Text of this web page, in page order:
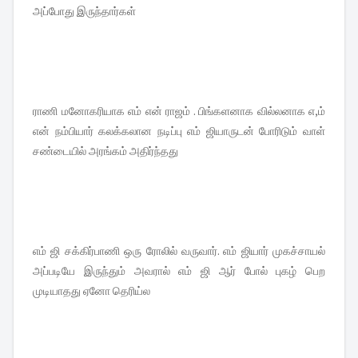
அப்போது இருந்தார்கள்
ராணி மனோகரியாக எம் என் ராஜம் . பிங்களனாக வில்லனாக எ,ம்
என் நம்பியார் கலக்கலான நடிப்பு எம் ஜியாருடன் போரிடும் வாள்
சண்டையில் அரங்கம் அதிர்ந்தது
எம் ஜி சக்கிர்பாணி ஒரு ரோலில் வருவார். எம் ஜியார் முகச்சாயல்
அப்படியே இருந்தும் அவரால் எம் ஜி ஆர் போல் புகழ் பெற
முடியாதது ஏனோ தெரிய்ல